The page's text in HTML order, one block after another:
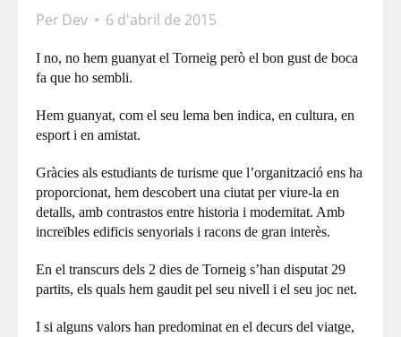
Per Dev 6 d'abril de 2015
I no, no hem guanyat el Torneig però el bon gust de boca
fa que ho sembli.
Hem guanyat, com el seu lema ben indica, en cultura, en
esport i en amistat.
Gràcies als estudiants de turisme que l’organització ens ha
proporcionat, hem descobert una ciutat per viure-la en
detalls, amb contrastos entre historia i modernitat. Amb
increïbles edificis senyorials i racons de gran interès.
En el transcurs dels 2 dies de Torneig s’han disputat 29
partits, els quals hem gaudit pel seu nivell i el seu joc net.
I si alguns valors han predominat en el decurs del viatge,